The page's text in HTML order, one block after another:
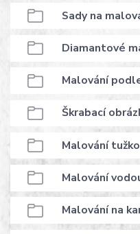
Sady na
Diamantové
Malování
Škrabací
Malování
Malování
Malování na